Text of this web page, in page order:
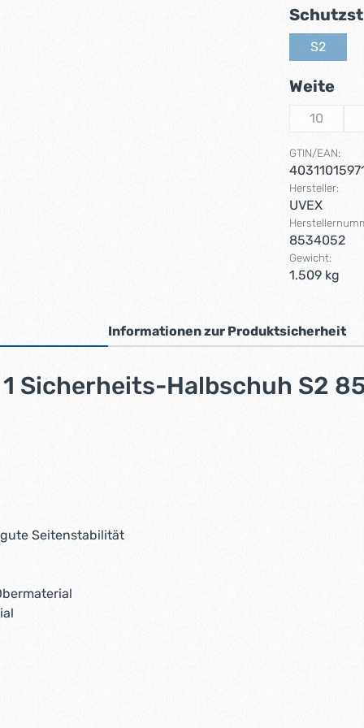
S2
Weite
10
GTIN/EAN:
Hersteller:
UVEX
8534052
Gewicht:
1.509 kg
Informationen zur Produktsicherheit
Sicherheits-Halbschuh S2
Seitenstabilität